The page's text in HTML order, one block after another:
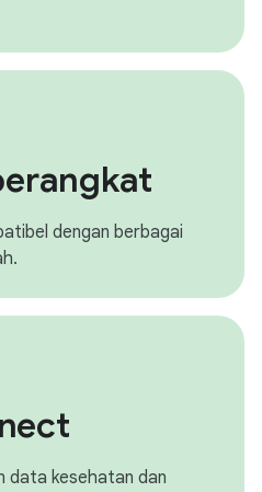
dengan berbagai
data kesehatan dan